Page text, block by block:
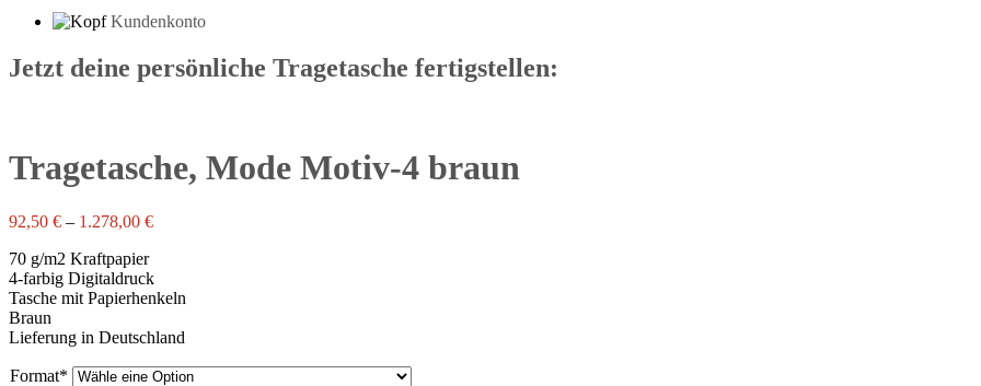
Kundenkonto
Jetzt deine persönliche Tragetasche fertigstellen:
Tragetasche, Mode Motiv-4 braun
92,50 € – 1.278,00 €
70 g/m2 Kraftpapier
4-farbig Digitaldruck
Tasche mit Papierhenkeln
Braun
Lieferung in Deutschland
Format*